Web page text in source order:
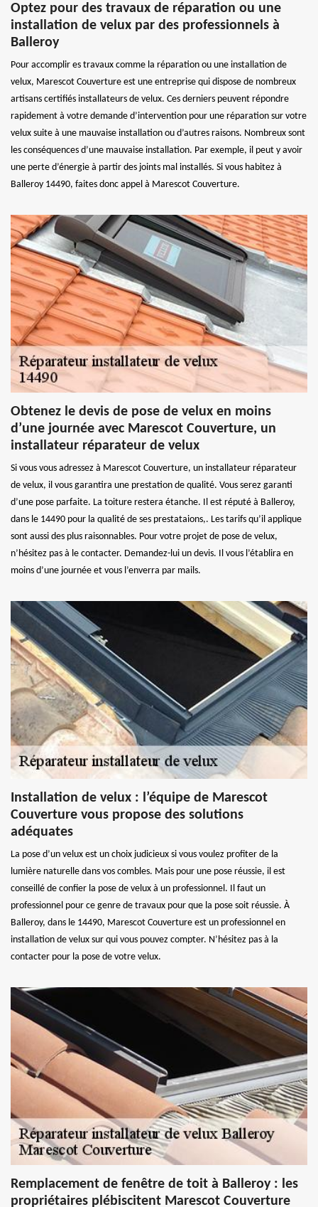
Optez pour des travaux de réparation ou une
installation de velux par des professionnels à
Balleroy
Pour accomplir es travaux comme la réparation ou une installation de
velux, Marescot Couverture est une entreprise qui dispose de nombreux
artisans certifiés installateurs de velux. Ces derniers peuvent répondre
rapidement à votre demande d’intervention pour une réparation sur votre
velux suite à une mauvaise installation ou d’autres raisons. Nombreux sont
les conséquences d’une mauvaise installation. Par exemple, il peut y avoir
une perte d’énergie à partir des joints mal installés. Si vous habitez à
Balleroy 14490, faites donc appel à Marescot Couverture.
Obtenez le devis de pose de velux en moins
d’une journée avec Marescot Couverture, un
installateur réparateur de velux
Si vous vous adressez à Marescot Couverture, un installateur réparateur
de velux, il vous garantira une prestation de qualité. Vous serez garanti
d’une pose parfaite. La toiture restera étanche. Il est réputé à Balleroy,
dans le 14490 pour la qualité de ses prestataions,. Les tarifs qu’il applique
sont aussi des plus raisonnables. Pour votre projet de pose de velux,
n’hésitez pas à le contacter. Demandez-lui un devis. Il vous l’établira en
moins d’une journée et vous l’enverra par mails.
Installation de velux : l’équipe de Marescot
Couverture vous propose des solutions
adéquates
La pose d’un velux est un choix judicieux si vous voulez profiter de la
lumière naturelle dans vos combles. Mais pour une pose réussie, il est
conseillé de confier la pose de velux à un professionnel. Il faut un
professionnel pour ce genre de travaux pour que la pose soit réussie. À
Balleroy, dans le 14490, Marescot Couverture est un professionnel en
installation de velux sur qui vous pouvez compter. N’hésitez pas à la
contacter pour la pose de votre velux.
Remplacement de fenêtre de toit à Balleroy : les
propriétaires plébiscitent Marescot Couverture